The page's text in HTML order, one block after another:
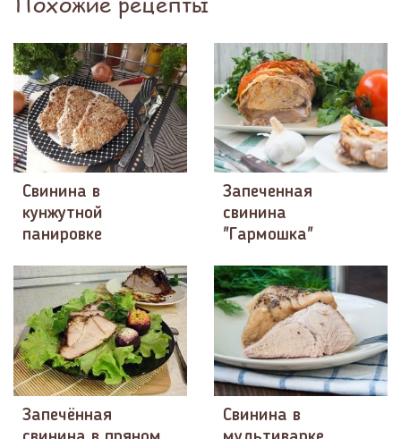
Свинина в
кунжутной
панировке
Запеченная
свинина
"Гармошка"
Запечённая
Свинина в